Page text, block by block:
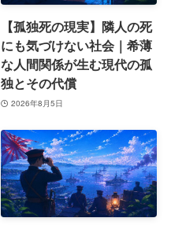
【孤独死の現実】隣人の死
にも気づけない社会｜希薄
な人間関係が生む現代の孤
独とその代償
2026年8月5日